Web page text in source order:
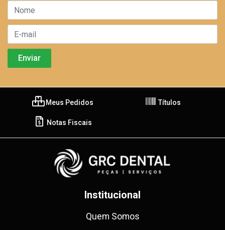
Meus Pedidos Títulos
Notas Fiscais
Institucional
Quem Somos